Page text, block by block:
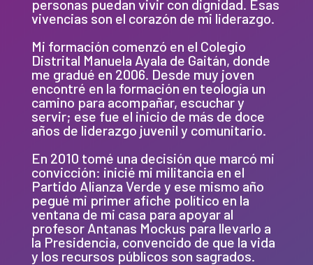
personas puedan vivir con dignidad. Esas
vivencias son el corazón de mi liderazgo.
Mi formación comenzó en el Colegio
Distrital Manuela Ayala de Gaitán, donde
me gradué en 2006. Desde muy joven
encontré en la formación en teología un
camino para acompañar, escuchar y
servir; ese fue el inicio de más de doce
años de liderazgo juvenil y comunitario.
En 2010 tomé una decisión que marcó mi
convicción: inicié mi militancia en el
Partido Alianza Verde y ese mismo año
pegué mi primer afiche político en la
ventana de mi casa para apoyar al
profesor Antanas Mockus para llevarlo a
la Presidencia, convencido de que la vida
y los recursos públicos son sagrados.